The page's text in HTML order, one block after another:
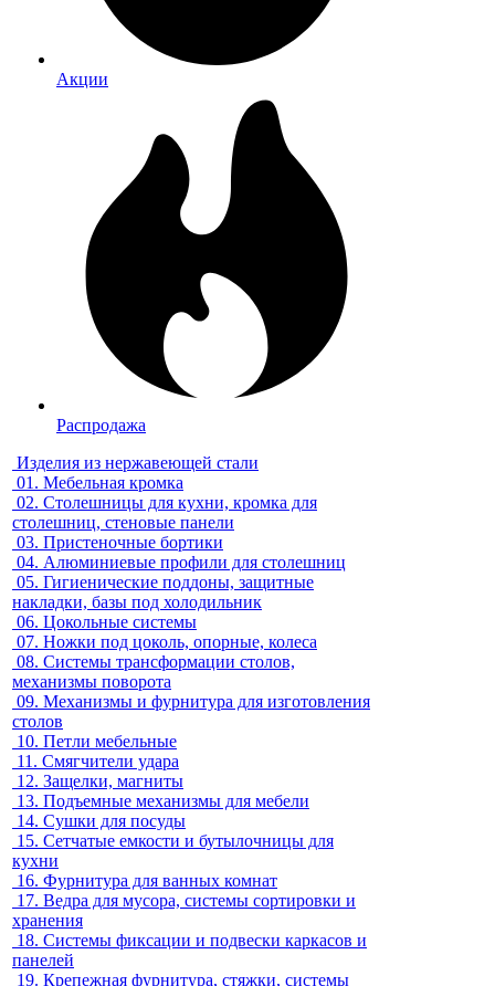
Акции
Распродажа
Изделия из нержавеющей стали
01. Мебельная кромка
02. Столешницы для кухни, кромка для
столешниц, стеновые панели
03. Пристеночные бортики
04. Алюминиевые профили для столешниц
05. Гигиенические поддоны, защитные
накладки, базы под холодильник
06. Цокольные системы
07. Ножки под цоколь, опорные, колеса
08. Системы трансформации столов,
механизмы поворота
09. Механизмы и фурнитура для изготовления
столов
10. Петли мебельные
11. Смягчители удара
12. Защелки, магниты
13. Подъемные механизмы для мебели
14. Сушки для посуды
15. Сетчатые емкости и бутылочницы для
кухни
16. Фурнитура для ванных комнат
17. Ведра для мусора, системы сортировки и
хранения
18. Системы фиксации и подвески каркасов и
панелей
19. Крепежная фурнитура, стяжки, системы